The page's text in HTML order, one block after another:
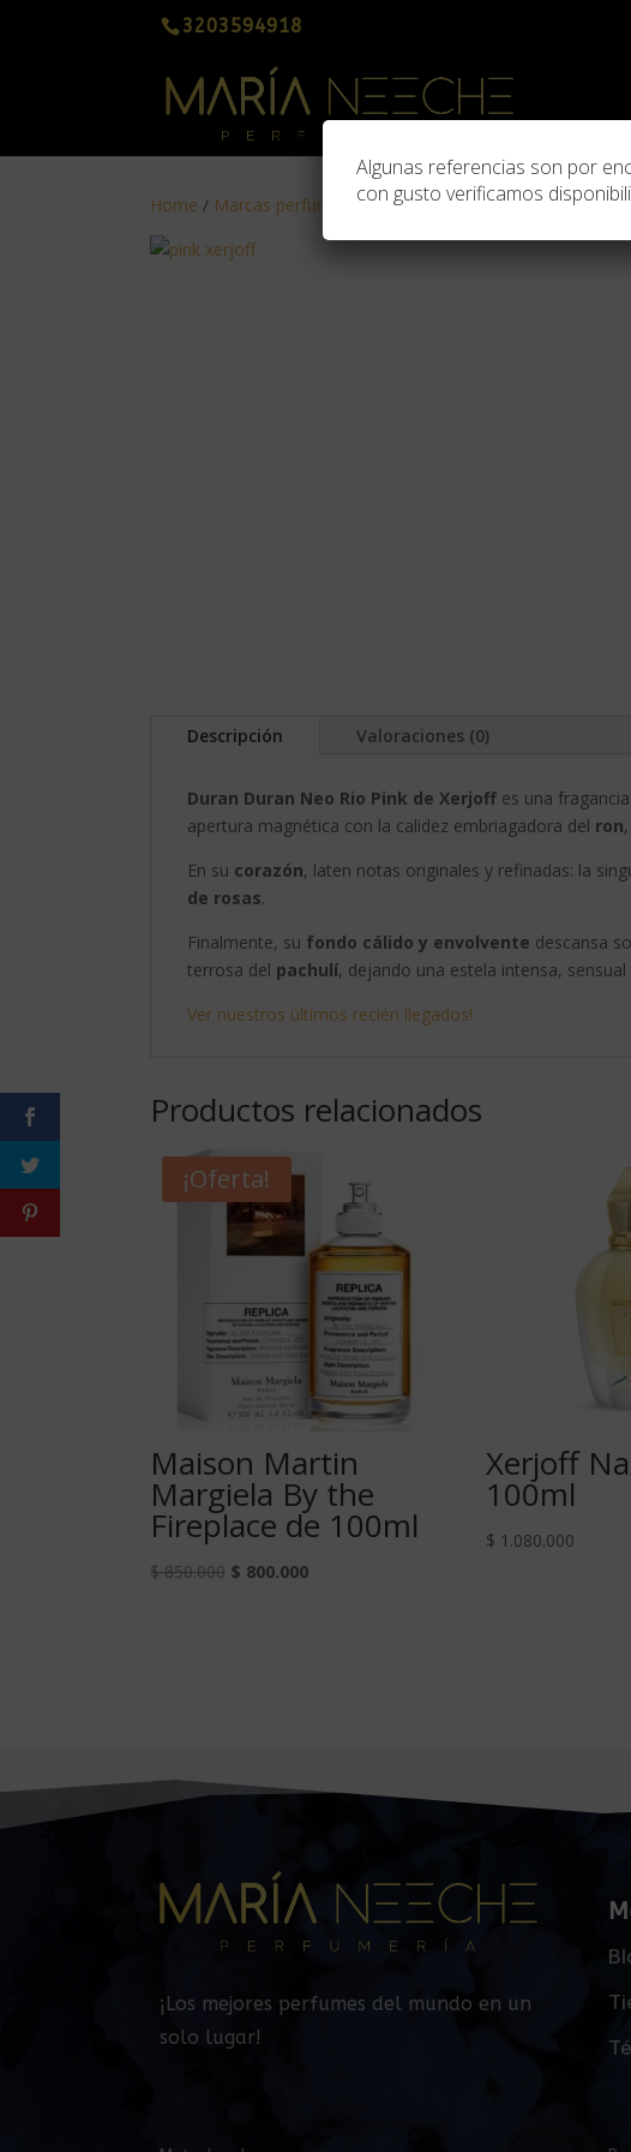
3203594918
Home / Marcas perfumes Nicho/Xerjoff/ Xerjoff Blend
Descripción Valoraciones (0)
Duran Duran Neo Rio Pink de Xerjoffes una
apertura magnética con la calidez embriagadora del ron
En su corazón, laten notas originales y refinadas: la
de rosas.
Finalmente, su fondo cálido y envolvente descansa
terrosa del pachulí, dejando una estela intensa, sensual
Ver nuestros últimos recién llegados!
Productos relacionados
¡Oferta!
Maison Martin
Margiela By the
Fireplace de 100ml
$850.000 $ 800.000
Xerjoff
100ml
$ 1.080.000
¡Los mejores perfumes del mundo en un
solo lugar!
Algunas referencias son por
con gusto verificamos